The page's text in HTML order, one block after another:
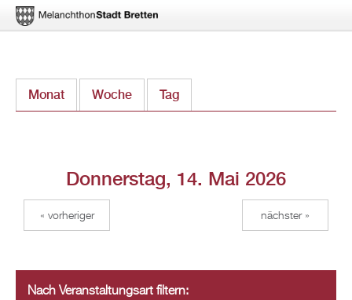
zum
Monat Woche Tag
Donnerstag, 14. Mai 2026
« vorheriger nächster »
Nach Veranstaltungsart filtern: